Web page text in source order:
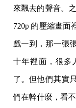
來飄去的聲音。
720p 的壓縮畫面
戲一到，那一張
十年裡面，很多
了。但他們其實
們在幹什麼，看不